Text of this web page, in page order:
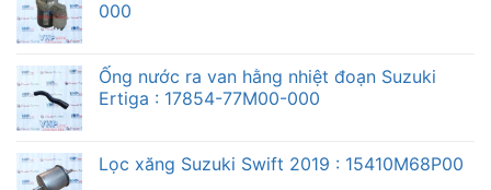
000
Ống nước ra van hằng nhiệt đoạn Suzuki
Ertiga : 17854-77M00-000
Lọc xăng Suzuki Swift 2019 : 15410M68P00